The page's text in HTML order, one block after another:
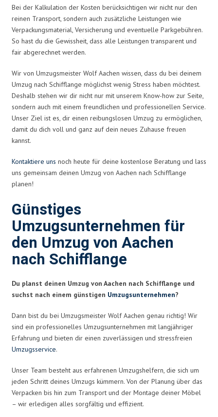
Bei der Kalkulation der Kosten berücksichtigen wir nicht nur den
reinen Transport, sondern auch zusätzliche Leistungen wie
Verpackungsmaterial, Versicherung und eventuelle Parkgebühren.
So hast du die Gewissheit, dass alle Leistungen transparent und
fair abgerechnet werden.
Wir von Umzugsmeister Wolf Aachen wissen, dass du bei deinem
Umzug nach Schifflange möglichst wenig Stress haben möchtest.
Deshalb stehen wir dir nicht nur mit unserem Know-how zur Seite,
sondern auch mit einem freundlichen und professionellen Service.
Unser Ziel ist es, dir einen reibungslosen Umzug zu ermöglichen,
damit du dich voll und ganz auf dein neues Zuhause freuen
kannst.
Kontaktiere uns noch heute für deine kostenlose Beratung und lass
uns gemeinsam deinen Umzug von Aachen nach Schifflange
planen!
Günstiges
Umzugsunternehmen für
den Umzug von Aachen
nach Schifflange
Du planst deinen Umzug von Aachen nach Schifflange und
suchst nach einem günstigen Umzugsunternehmen?
Dann bist du bei Umzugsmeister Wolf Aachen genau richtig! Wir
sind ein professionelles Umzugsunternehmen mit langjähriger
Erfahrung und bieten dir einen zuverlässigen und stressfreien
Umzugsservice.
Unser Team besteht aus erfahrenen Umzugshelfern, die sich um
jeden Schritt deines Umzugs kümmern. Von der Planung über das
Verpacken bis hin zum Transport und der Montage deiner Möbel
– wir erledigen alles sorgfältig und effizient.